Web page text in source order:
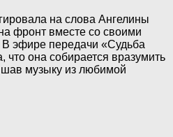
на слова Ангелины
фронт вместе со своими
эфире передачи «Судьба
что она собирается вразумить
музыку из любимой